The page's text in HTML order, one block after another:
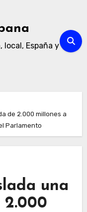
local, España y
de 2.000 millones a
Parlamento
una
2.000